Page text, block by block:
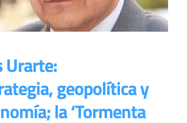
Urarte:
geopolítica y
la ‘Tormenta